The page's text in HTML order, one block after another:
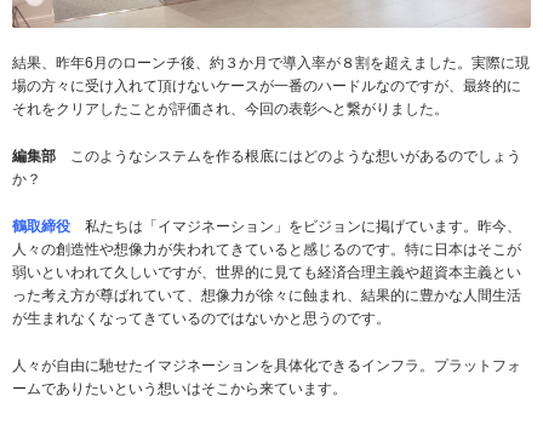
結果、昨年6月のローンチ後、約３か月で導入率が８割を超えました。実際に現
場の方々に受け入れて頂けないケースが一番のハードルなのですが、最終的に
それをクリアしたことが評価され、今回の表彰へと繋がりました。
編集部 このようなシステムを作る根底にはどのような想いがあるのでしょう
か？
鶴取締役 私たちは「イマジネーション」をビジョンに掲げています。昨今、
人々の創造性や想像力が失われてきていると感じるのです。特に日本はそこが
弱いといわれて久しいですが、世界的に見ても経済合理主義や超資本主義とい
った考え方が尊ばれていて、想像力が徐々に蝕まれ、結果的に豊かな人間生活
が生まれなくなってきているのではないかと思うのです。
人々が自由に馳せたイマジネーションを具体化できるインフラ。プラットフォ
ームでありたいという想いはそこから来ています。